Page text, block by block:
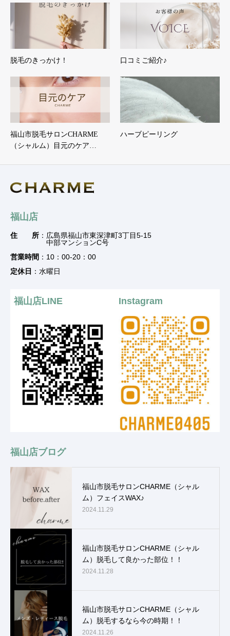
脱毛のきっかけ！ 口コミご紹介♪
福山市脱毛サロンCHARME
（シャルム）目元のケア…
ハーブピーリング
福山店
住 所 ：広島県福山市東深津町3丁目5-15
中部マンションC号
営業時間 ：10：00-20：00
定休日 ：水曜日
福山店LINE Instagram
福山店ブログ
福山市脱毛サロンCHARME（シャル
ム）フェイスWAX♪
2024.11.29
福山市脱毛サロンCHARME（シャル
ム）脱毛して良かった部位！！
2024.11.28
福山市脱毛サロンCHARME（シャル
ム）脱毛するなら今の時期！！
2024.11.26